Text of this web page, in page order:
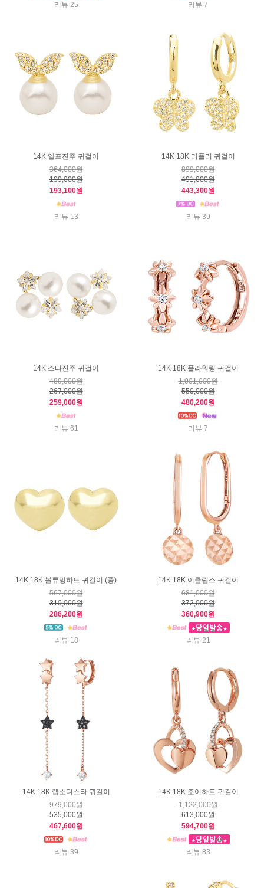
리뷰 25 리뷰 7
14K 엘프진주 귀걸이
364,000원
199,000원
193,100원
리뷰 13
14K 18K 리플리 귀걸이
899,000원
491,000원
443,300원
리뷰 39
14K 스타진주 귀걸이
489,000원
267,000원
259,000원
리뷰 61
14K 18K 플라워링 귀걸이
1,001,000원
550,000원
480,200원
리뷰 7
14K 18K 볼류밍하트 귀걸이 (중)
567,000원
310,000원
286,200원
리뷰 18
14K 18K 이클립스 귀걸이
681,000원
372,000원
360,900원
리뷰 21
14K 18K 랩소디스타 귀걸이
979,000원
535,000원
467,600원
리뷰 39
14K 18K 조이하트 귀걸이
1,122,000원
613,000원
594,700원
리뷰 83